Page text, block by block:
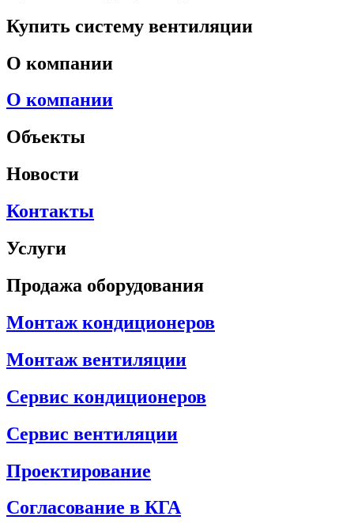
Купить систему вентиляции
О компании
О компании
Объекты
Новости
Контакты
Услуги
Продажа оборудования
Монтаж кондиционеров
Монтаж вентиляции
Сервис кондиционеров
Сервис вентиляции
Проектирование
Согласование в КГА